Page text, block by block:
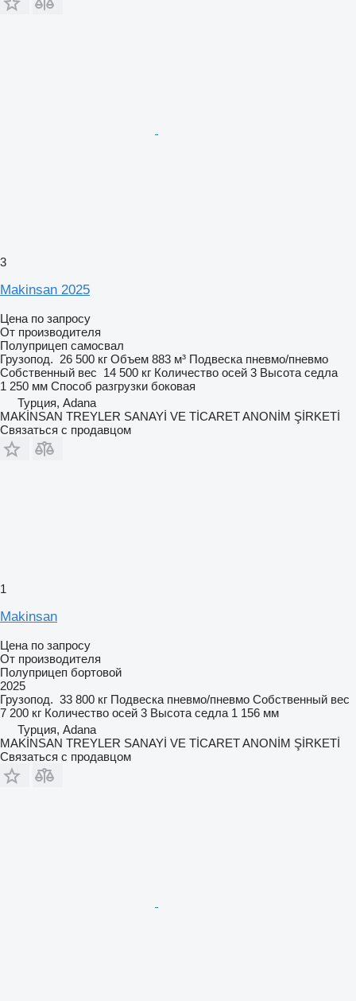
3
Makinsan 2025
Цена по запросу
От производителя
Полуприцеп самосвал
Грузопод. 26 500 кг Объем 883 м³ Подвеска пневмо/пневмо
Собственный вес 14 500 кг Количество осей 3 Высота седла
1 250 мм Способ разгрузки боковая
Турция, Adana
MAKİNSAN TREYLER SANAYİ VE TİCARET ANONİM ŞİRKETİ
Связаться с продавцом
1
Makinsan
Цена по запросу
От производителя
Полуприцеп бортовой
2025
Грузопод. 33 800 кг Подвеска пневмо/пневмо Собственный вес
7 200 кг Количество осей 3 Высота седла 1 156 мм
Турция, Adana
MAKİNSAN TREYLER SANAYİ VE TİCARET ANONİM ŞİRKETİ
Связаться с продавцом